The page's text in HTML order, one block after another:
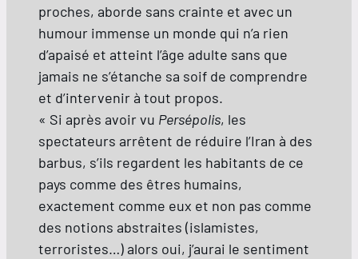
proches, aborde sans crainte et avec un
humour immense un monde qui n’a rien
d’apaisé et atteint l’âge adulte sans que
jamais ne s’étanche sa soif de comprendre
et d’intervenir à tout propos.
« Si après avoir vu Persépolis, les
spectateurs arrêtent de réduire l’Iran à des
barbus, s’ils regardent les habitants de ce
pays comme des êtres humains,
exactement comme eux et non pas comme
des notions abstraites (islamistes,
terroristes…) alors oui, j’aurai le sentiment